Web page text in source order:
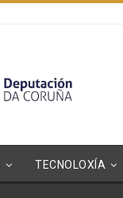
TECNOLOXÍA